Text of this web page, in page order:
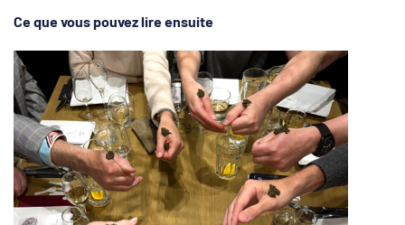
Ce que vous pouvez lire ensuite